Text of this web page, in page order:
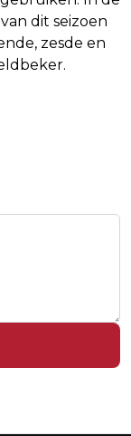
dit seizoen
zesde en
OP